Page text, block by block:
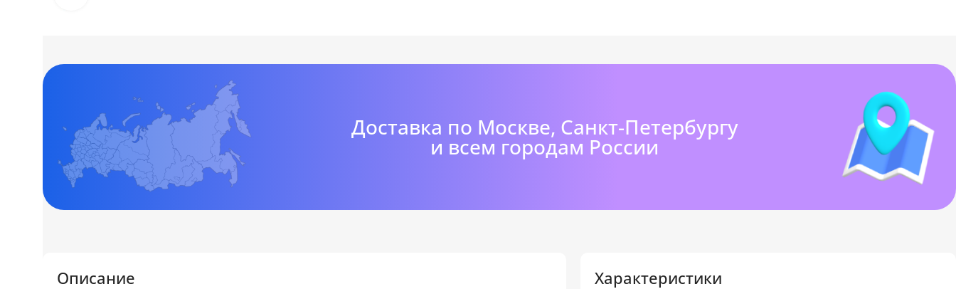
Доставка по Москве, Санкт-Петербургу
и всем городам России
Описание Характеристики